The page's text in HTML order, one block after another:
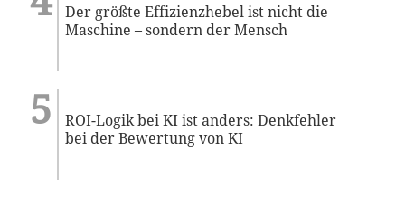
Der größte Effizienzhebel ist nicht die
Maschine – sondern der Mensch
ROI-Logik bei KI ist anders: Denkfehler
bei der Bewertung von KI